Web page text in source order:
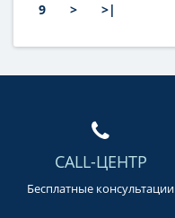
9 > >|
CALL-ЦЕНТР
Бесплатные консультации